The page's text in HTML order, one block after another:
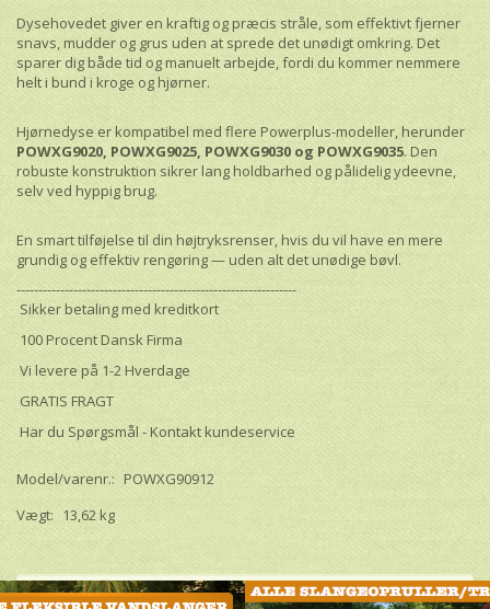
Dysehovedet giver en kraftig og præcis stråle, som effektivt fjerner
snavs, mudder og grus uden at sprede det unødigt omkring. Det
sparer dig både tid og manuelt arbejde, fordi du kommer nemmere
helt i bund i kroge og hjørner.
Hjørnedyse er kompatibel med flere Powerplus-modeller, herunder
POWXG9020, POWXG9025, POWXG9030 og POWXG9035. Den
robuste konstruktion sikrer lang holdbarhed og pålidelig ydeevne,
selv ved hyppig brug.
En smart tilføjelse til din højtryksrenser, hvis du vil have en mere
grundig og effektiv rengøring — uden alt det unødige bøvl.
----------------------------------------------------------------
Sikker betaling med kreditkort
100 Procent Dansk Firma
Vi levere på 1-2 Hverdage
GRATIS FRAGT
Har du Spørgsmål - Kontakt kundeservice
Model/varenr.: POWXG90912
Vægt: 13,62 kg